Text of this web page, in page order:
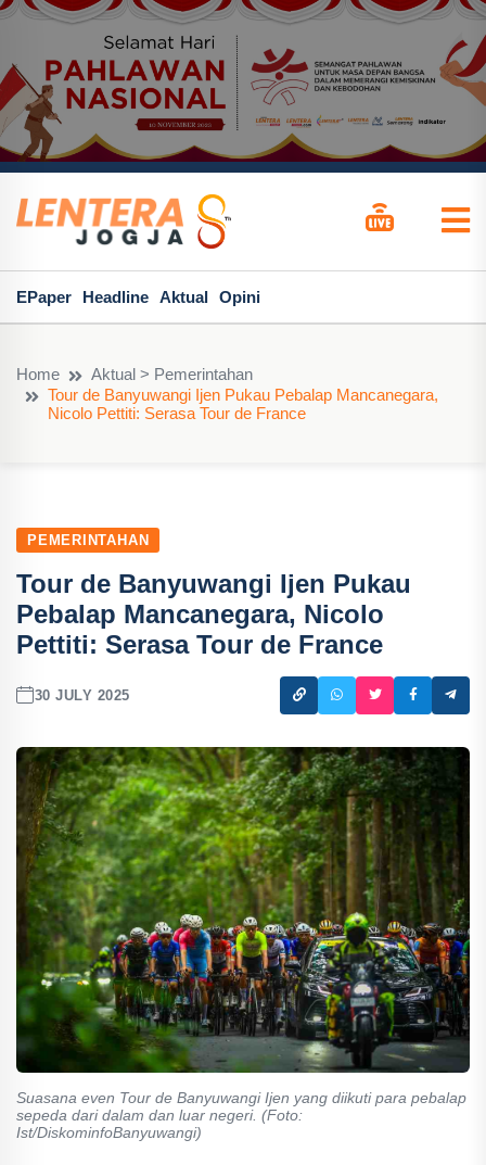
EPaper Headline Aktual Opini
Home
Aktual > Pemerintahan
Tour de Banyuwangi Ijen Pukau Pebalap Mancanegara,
Nicolo Pettiti: Serasa Tour de France
PEMERINTAHAN
Tour de Banyuwangi Ijen Pukau
Pebalap Mancanegara, Nicolo
Pettiti: Serasa Tour de France
30 JULY 2025
Suasana even Tour de Banyuwangi Ijen yang diikuti para pebalap
sepeda dari dalam dan luar negeri. (Foto:
Ist/DiskominfoBanyuwangi)